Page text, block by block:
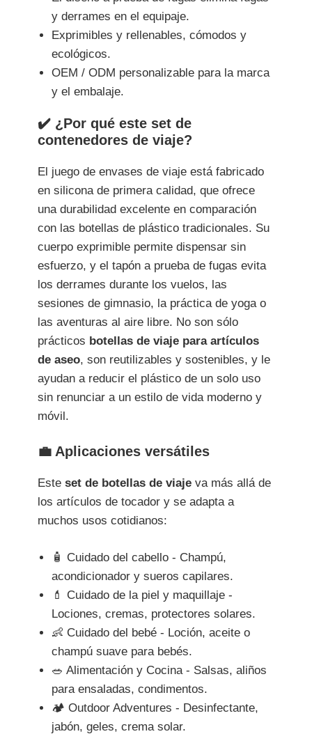
y derrames en el equipaje.
Exprimibles y rellenables, cómodos y
ecológicos.
OEM / ODM personalizable para la marca
y el embalaje.
✔️ ¿Por qué este set de
contenedores de viaje?
El juego de envases de viaje está fabricado
en silicona de primera calidad, que ofrece
una durabilidad excelente en comparación
con las botellas de plástico tradicionales. Su
cuerpo exprimible permite dispensar sin
esfuerzo, y el tapón a prueba de fugas evita
los derrames durante los vuelos, las
sesiones de gimnasio, la práctica de yoga o
las aventuras al aire libre. No son sólo
prácticos botellas de viaje para artículos
de aseo, son reutilizables y sostenibles, y le
ayudan a reducir el plástico de un solo uso
sin renunciar a un estilo de vida moderno y
móvil.
💼 Aplicaciones versátiles
Este set de botellas de viaje va más allá de
los artículos de tocador y se adapta a
muchos usos cotidianos:
🧴 Cuidado del cabello - Champú,
acondicionador y sueros capilares.
💄 Cuidado de la piel y maquillaje -
Lociones, cremas, protectores solares.
👶 Cuidado del bebé - Loción, aceite o
champú suave para bebés.
🥗 Alimentación y Cocina - Salsas, aliños
para ensaladas, condimentos.
🏕️ Outdoor Adventures - Desinfectante,
jabón, geles, crema solar.